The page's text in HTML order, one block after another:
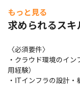
3.自社での管理体制の
現在外部委託して
内で運用できるス
やベンダーと連携し
もっと見る
求められるス
〈必須要件〉
・クラウド環境のイ
用経験）
・ITインフラの設計